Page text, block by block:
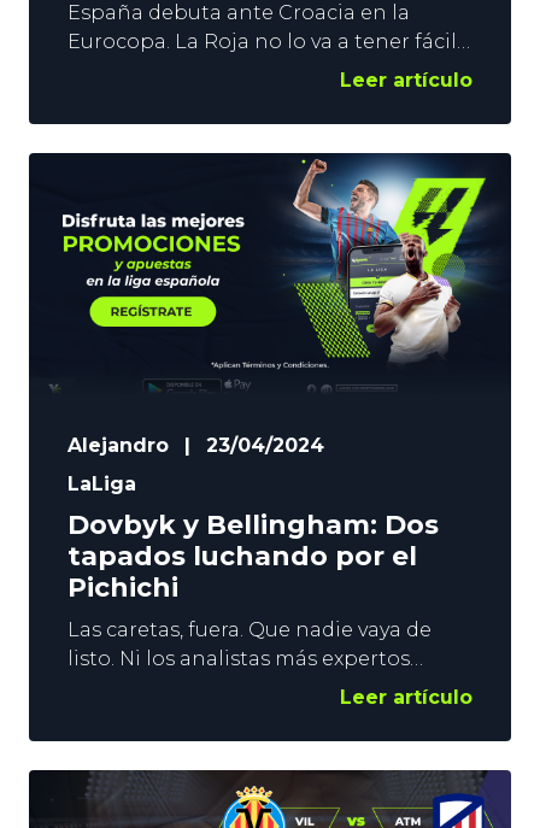
España debuta ante Croacia en la
Eurocopa. La Roja no lo va a tener fácil
en el Olympiastadion de Berlín. No hay
rival con el que nos jugamos el título en
la pasada Nations League. Sin
embargo, el combinado dirigido por
Luis de la Fuente tiene armas
suficientes
Leer artículo
Alejandro
23/04/2024
LaLiga
Dovbyk y Bellingham: Dos
tapados luchando por el
Pichichi
Las caretas, fuera. Que nadie vaya de
listo. Ni los analistas más expertos
apostaban por Dovbyk y Bellingham
al inicio de temporada. Y sin embargo, a
falta de 6 jornadas, parece que uno de
los 2 será el máximo goleador del
Leer artículo